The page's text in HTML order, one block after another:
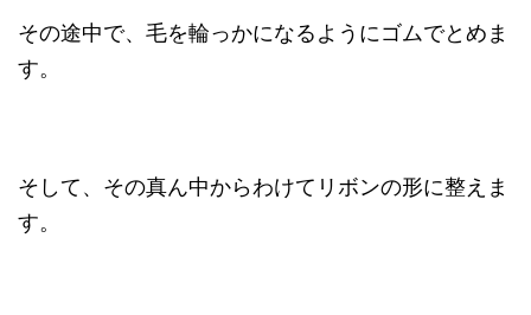
その途中で、毛を輪っかになるようにゴムでとめま
す。
そして、その真ん中からわけてリボンの形に整えま
す。